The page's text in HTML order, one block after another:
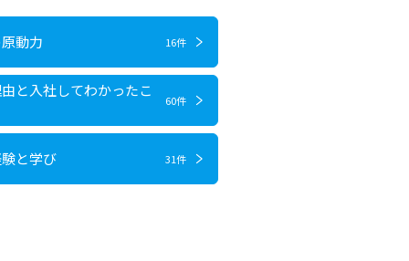
動力 16件
と入社してわかったこ
60件
と学び 31件